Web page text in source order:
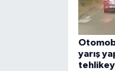
yarış